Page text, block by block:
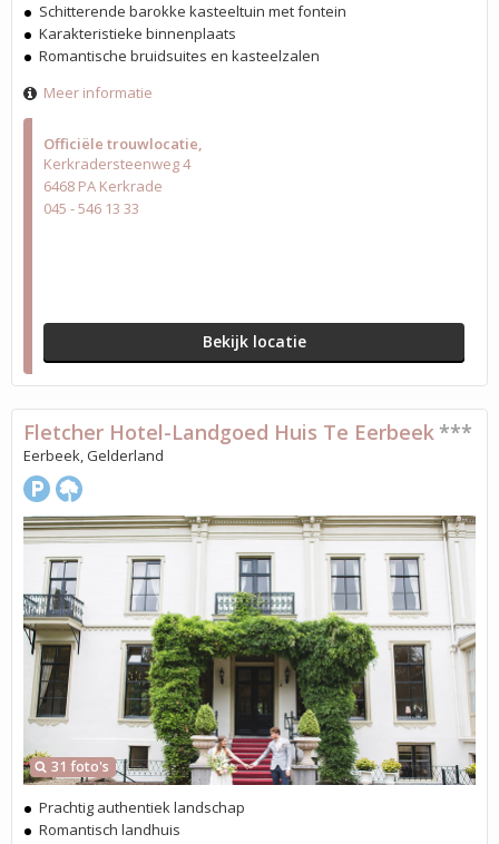
Officiële trouwlocatie
Kerkradersteenweg 4
6468 PA Kerkrade
045 - 546 13 33
Bekijk locatie
Schitterende barokke kasteeltuin met fontein
Karakteristieke binnenplaats
Romantische bruidsuites en kasteelzalen
Meer informatie
31 foto's
Fletcher Hotel-Landgoed Huis Te Eerbeek ***
Eerbeek, Gelderland
Prachtig authentiek landschap
Romantisch landhuis